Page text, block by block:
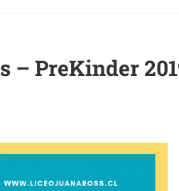
– PreKinder